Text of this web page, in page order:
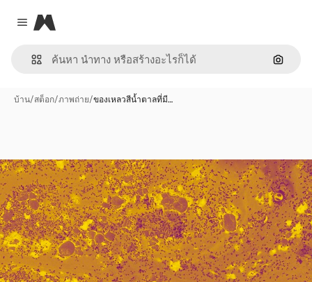
Close menu
Magnific
ค้นหา
บ้าน/สต็อก/ภาพถ่าย/ของเหลวสีน้ำตาลที่มี…